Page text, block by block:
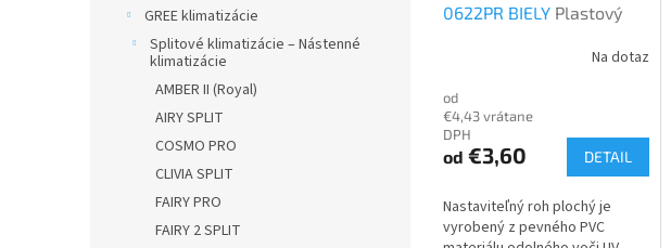
GREE klimatizácie
Splitové klimatizácie – Nástenné
klimatizácie
AMBER II (Royal)
AIRY SPLIT
COSMO PRO
CLIVIA SPLIT
FAIRY PRO
FAIRY 2 SPLIT
0622PR BIELY Plastový
Na dotaz
od
€4,43 vrátane
DPH
od €3,60 DETAIL
Nastaviteľný roh plochý je
vyrobený z pevného PVC